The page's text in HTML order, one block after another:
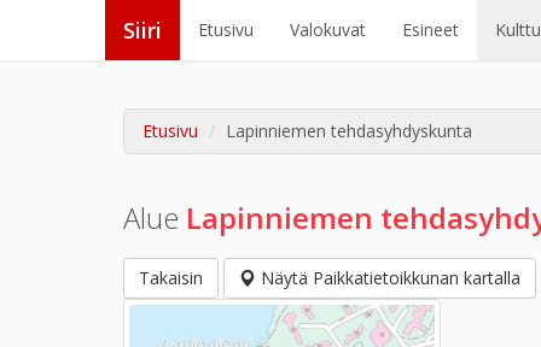
Siiri Etusivu Valokuvat Esineet
Etusivu Lapinniemen tehdasyhdyskunta
Alue Lapinniemen
Takaisin Näytä Paikkatietoikkunan kartalla